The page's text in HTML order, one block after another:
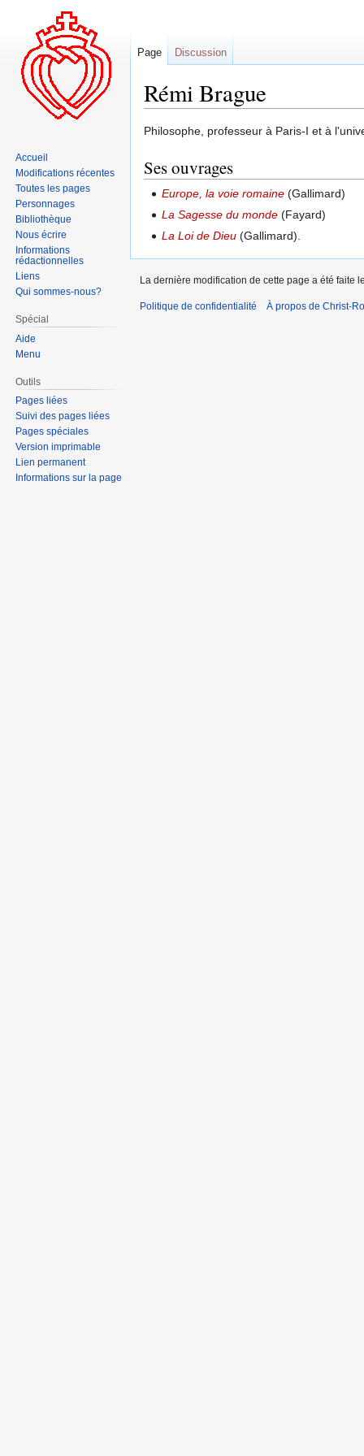
Rémi Brague
Aller
la
navigation
Aller
la
recherche
Philosophe, professeur à Paris-I et à
Ses ouvrages
Europe, la voie romaine (Gallimard)
La Sagesse du monde (Fayard)
La Loi de Dieu (Gallimard).
Page Discussion
Accueil
Modifications récentes
Toutes les pages
Personnages
Bibliothèque
Nous écrire
Informations
rédactionnelles
Liens
Qui sommes-nous?
Spécial
Aide
Menu
Outils
Pages liées
Suivi des pages liées
Pages spéciales
Version imprimable
Lien permanent
Informations sur la page
La dernière modification de cette page a été faite
Politique de confidentialité À propos de Christ-